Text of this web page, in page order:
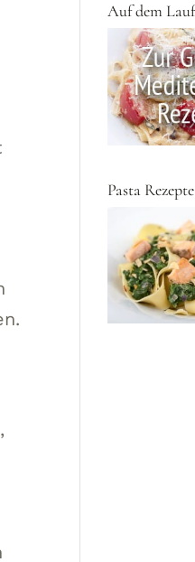
Auf dem
Pasta Rezepte